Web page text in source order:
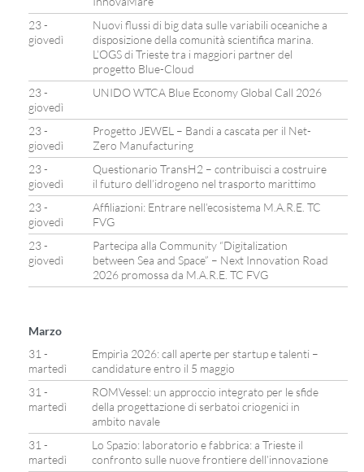
23 -
giovedì
Nuovi flussi di big data sulle variabili oceaniche a
disposizione della comunità scientifica marina.
L’OGS di Trieste tra i maggiori partner del
progetto Blue-Cloud
23 -
giovedì
UNIDO WTCA Blue Economy Global Call 2026
23 -
giovedì
Progetto JEWEL – Bandi a cascata per il Net-
Zero Manufacturing
23 -
giovedì
Questionario TransH2 – contribuisci a costruire
il futuro dell’idrogeno nel trasporto marittimo
23 -
giovedì
Affiliazioni: Entrare nell’ecosistema M.A.R.E. TC
FVG
23 -
giovedì
Partecipa alla Community “Digitalization
between Sea and Space” – Next Innovation Road
2026 promossa da M.A.R.E. TC FVG
Marzo
31 -
martedì
Empirìa 2026: call aperte per startup e talenti –
candidature entro il 5 maggio
31 -
martedì
ROMVessel: un approccio integrato per le sfide
della progettazione di serbatoi criogenici in
ambito navale
31 -
martedì
Lo Spazio: laboratorio e fabbrica: a Trieste il
confronto sulle nuove frontiere dell’innovazione